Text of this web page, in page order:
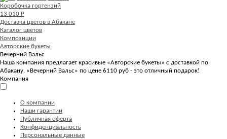
Коробочка гортензий
13 010 Р
Доставка цветов в Абакане
Каталог цветов
Композиции
Авторские букеты
Вечерний Вальс
Наша компания предлагает красивые «Авторские букеты» с доставкой по
Абакану. «Вечерний Вальс» по цене 6110 руб - это отличный подарок!
Компания
О компании
Наши гарантии
Публичная оферта
Конфиденциальность
Персональные данные